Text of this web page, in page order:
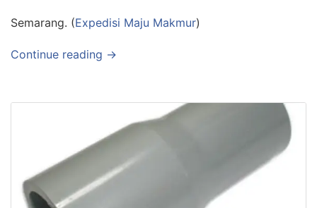
Semarang. (Expedisi Maju Makmur)
Continue reading →